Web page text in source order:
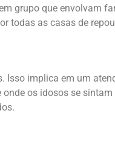
grupo que envolvam
todas as casas de
Isso implica em um
os idosos se